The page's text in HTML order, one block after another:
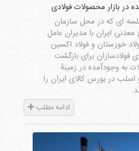
در بازار محصولات فولادی
ای که در محل سازمان
ایران با مدیران عامل
خوزستان و فولاد اکسین
فولادسازان برای بازگشت
به وجودآمده در زمینۀ
در بورس کالای ایران را
ادامه مطلب